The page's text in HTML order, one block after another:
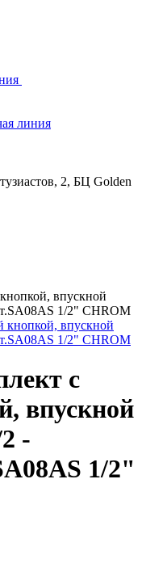
линия
2, БЦ Golden
впускной
1/2" CHROM
с
впускной
-
1/2"